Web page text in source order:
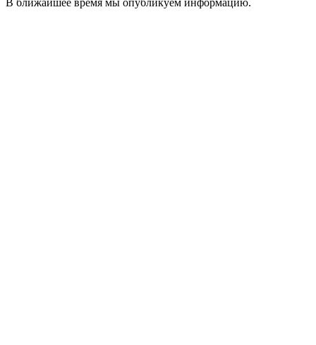
В ближайшее время мы опубликуем информацию.